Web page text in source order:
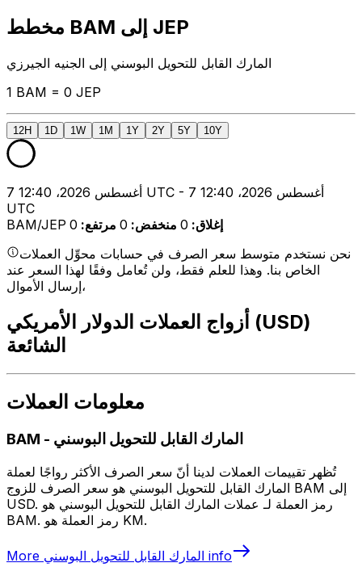
مخطط BAM إلى JEP
المارك القابل للتحويل البوسني إلى الجنيه الجيرزي
1 BAM = 0 JEP
12H 1D 1W 1M 1Y 2Y 5Y 10Y
7 أغسطس 2026، 12:40 UTC - 7 أغسطس 2026، 12:40
UTC
BAM/JEP
إغلاق:
0 منخفض:
0 مرتفع:
0
نحن نستخدم متوسط سعر الصرف في حسابات محوِّل العملات
الخاص بنا. وهذا للعلم فقط، ولن تُعامل وفقًا لهذا السعر عند
إرسال الأموال،
أزواج العملات الدولار الأمريكي (USD)
الشائعة
معلومات العملات
BAM - المارك القابل للتحويل البوسني
تُظهر تقييمات العملات لدينا أنّ سعر الصرف الأكثر رواجًا لعملة
المارك القابل للتحويل البوسني هو سعر الصرف للزوج BAM إلى
USD. رمز العملة لـ عملات المارك القابل للتحويل البوسني هو
BAM. رمز العملة هو KM.
More المارك القابل للتحويل البوسني info